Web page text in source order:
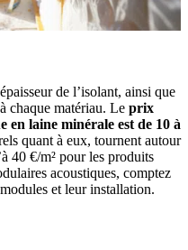
de l’isolant, ainsi que
chaque matériau. Le prix
en laine minérale est de 10 à
quant à eux, tournent autour
40 €/m² pour les produits
acoustiques, comptez
et leur installation.